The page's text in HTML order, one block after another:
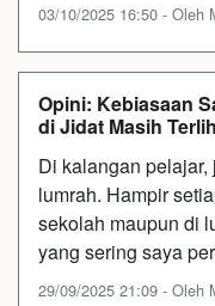
03/10/2025 16:50 - Oleh
Opini: Kebiasaan
di Jidat Masih
Di kalangan
lumrah. Hampir
sekolah maupun di
yang sering saya
29/09/2025 21:09 - Oleh